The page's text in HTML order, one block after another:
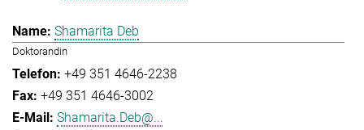
Shamarita Deb
Doktorandin
+49 351 4646-2238
+49 351 4646-3002
Shamarita.Deb@...